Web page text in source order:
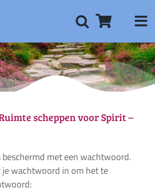
scheppen voor Spirit –
beschermd met een wachtwoord.
je wachtwoord in om het te